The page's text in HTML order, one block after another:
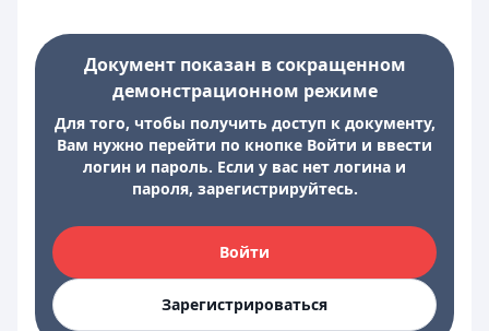
Документ показан в сокращенном
демонстрационном режиме
Для того, чтобы получить доступ к документу,
Вам нужно перейти по кнопке Войти и ввести
логин и пароль. Если у вас нет логина и
пароля, зарегистрируйтесь.
Войти
Зарегистрироваться